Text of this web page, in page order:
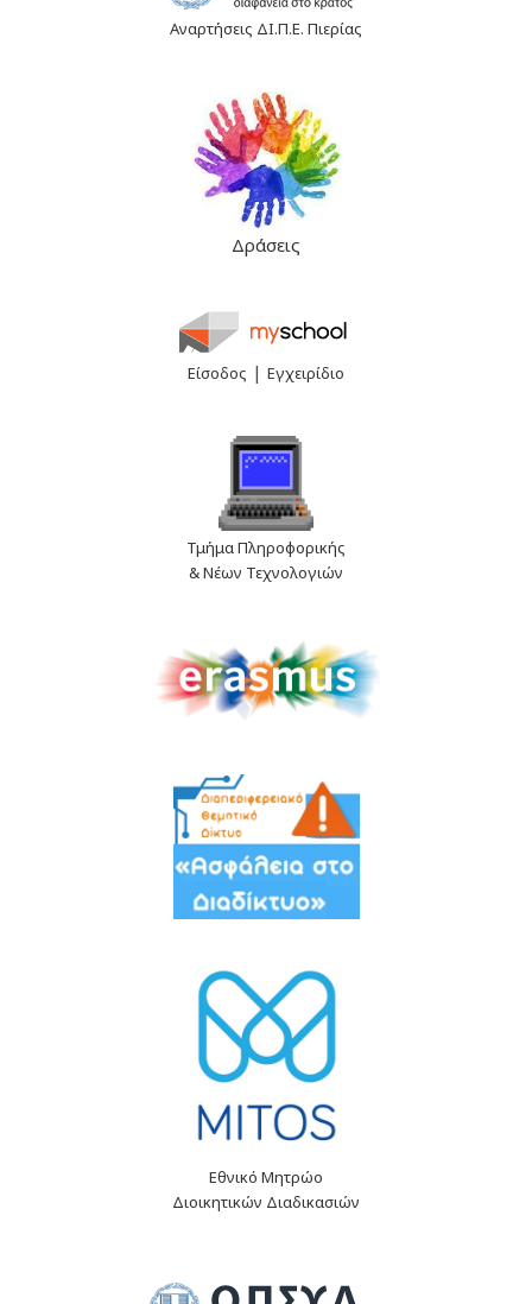
Αναρτήσεις ΔΙ.Π.Ε. Πιερίας
Δράσεις
Είσοδος | Εγχειρίδιο
Τμήμα Πληροφορικής
& Νέων Τεχνολογιών
Εθνικό Μητρώο
Διοικητικών Διαδικασιών